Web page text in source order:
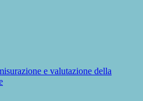
e valutazione della